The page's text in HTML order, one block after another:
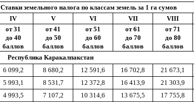
Ставки земельного налога по классам земель за 1 га сумов
IV V VI VII VIII
от 31
до 40
баллов
от 41
до 50
баллов
от 51
до 60
баллов
от 61
до 70
баллов
от 71
до 80
баллов
Республика Каракалпакстан
6 099,2 8 680,2 12 591,6 16 702,8 21 673,1
5 993,1 8 531,7 12 372,8 16 413,9 21 303,9
4 993,5 7 107,2 10 314,6 13 675,5 17 755,8